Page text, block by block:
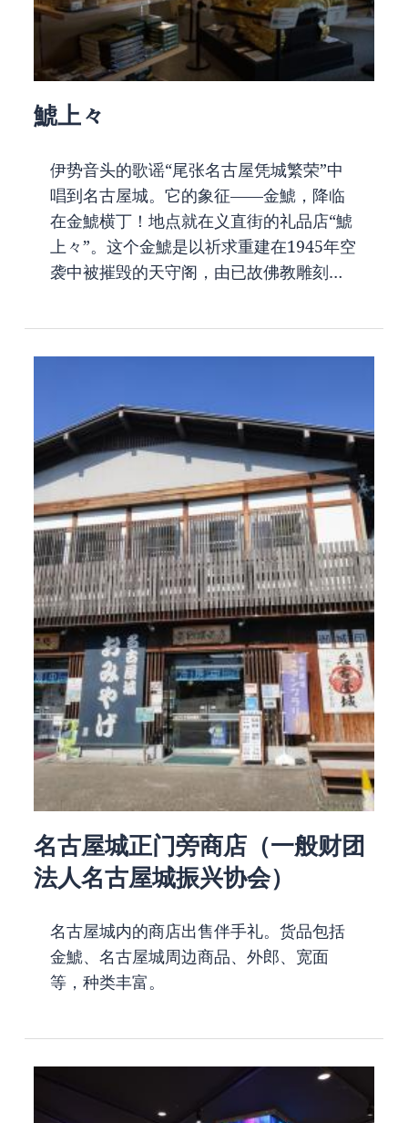
鯱上々
伊势音头的歌谣“尾张名古屋凭城繁荣”中
唱到名古屋城。它的象征——金鯱，降临
在金鯱横丁！地点就在义直街的礼品店“鯱
上々”。这个金鯱是以祈求重建在1945年空
袭中被摧毁的天守阁，由已故佛教雕刻…
名古屋城正门旁商店（一般财团
法人名古屋城振兴协会）
名古屋城内的商店出售伴手礼。货品包括
金鯱、名古屋城周边商品、外郎、宽面
等，种类丰富。